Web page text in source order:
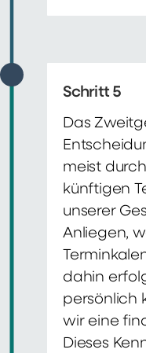
Schritt 5
Das
meist
künftigen
unserer
Anliegen,
dahin
persönlich
wir eine
Dieses